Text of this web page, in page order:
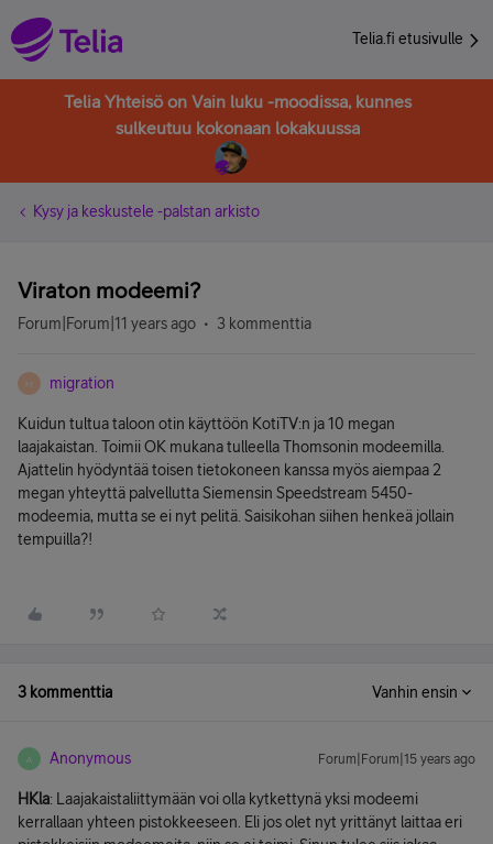
Telia.fi etusivulle
Telia Yhteisö on Vain luku -moodissa, kunnes
sulkeutuu kokonaan lokakuussa
Kysy ja keskustele -palstan arkisto
Viraton modeemi?
Forum|Forum|11 years ago 3 kommenttia
M migration
Kuidun tultua taloon otin käyttöön KotiTV:n ja 10 megan
laajakaistan. Toimii OK mukana tulleella Thomsonin modeemilla.
Ajattelin hyödyntää toisen tietokoneen kanssa myös aiempaa 2
megan yhteyttä palvellutta Siemensin Speedstream 5450-
modeemia, mutta se ei nyt pelitä. Saisikohan siihen henkeä jollain
tempuilla?!
3 kommenttia Vanhin ensin
A Anonymous Forum|Forum|15 years ago
HKla: Laajakaistaliittymään voi olla kytkettynä yksi modeemi
kerrallaan yhteen pistokkeeseen. Eli jos olet nyt yrittänyt laittaa eri